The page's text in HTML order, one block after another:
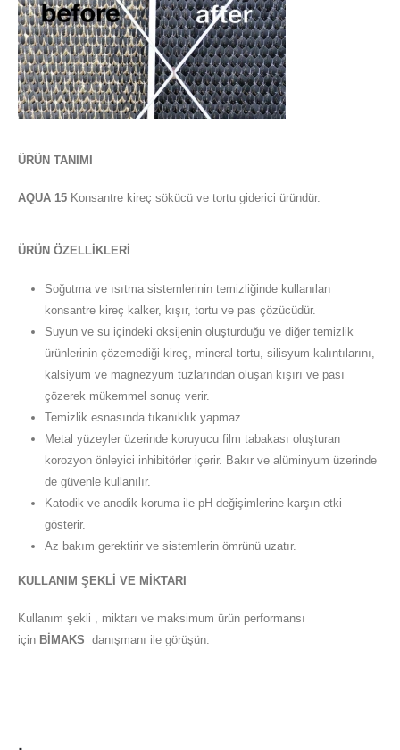
ÜRÜN TANIMI
AQUA 15 Konsantre kireç sökücü ve tortu giderici üründür.
ÜRÜN ÖZELLİKLERİ
Soğutma ve ısıtma sistemlerinin temizliğinde kullanılan
konsantre kireç kalker, kışır, tortu ve pas çözücüdür.
Suyun ve su içindeki oksijenin oluşturduğu ve diğer temizlik
ürünlerinin çözemediği kireç, mineral tortu, silisyum kalıntılarını,
kalsiyum ve magnezyum tuzlarından oluşan kışırı ve pası
çözerek mükemmel sonuç verir.
Temizlik esnasında tıkanıklık yapmaz.
Metal yüzeyler üzerinde koruyucu film tabakası oluşturan
korozyon önleyici inhibitörler içerir. Bakır ve alüminyum üzerinde
de güvenle kullanılır.
Katodik ve anodik koruma ile pH değişimlerine karşın etki
gösterir.
Az bakım gerektirir ve sistemlerin ömrünü uzatır.
KULLANIM ŞEKLİ VE MİKTARI
Kullanım şekli , miktarı ve maksimum ürün performansı
için BİMAKS danışmanı ile görüşün.